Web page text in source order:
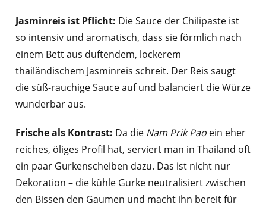
Jasminreis ist Pflicht: Die Sauce der Chilipaste ist
so intensiv und aromatisch, dass sie förmlich nach
einem Bett aus duftendem, lockerem
thailändischem Jasminreis schreit. Der Reis saugt
die süß-rauchige Sauce auf und balanciert die Würze
wunderbar aus.
Frische als Kontrast: Da die Nam Prik Paoein eher
reiches, öliges Profil hat, serviert man in Thailand oft
ein paar Gurkenscheiben dazu. Das ist nicht nur
Dekoration – die kühle Gurke neutralisiert zwischen
den Bissen den Gaumen und macht ihn bereit für